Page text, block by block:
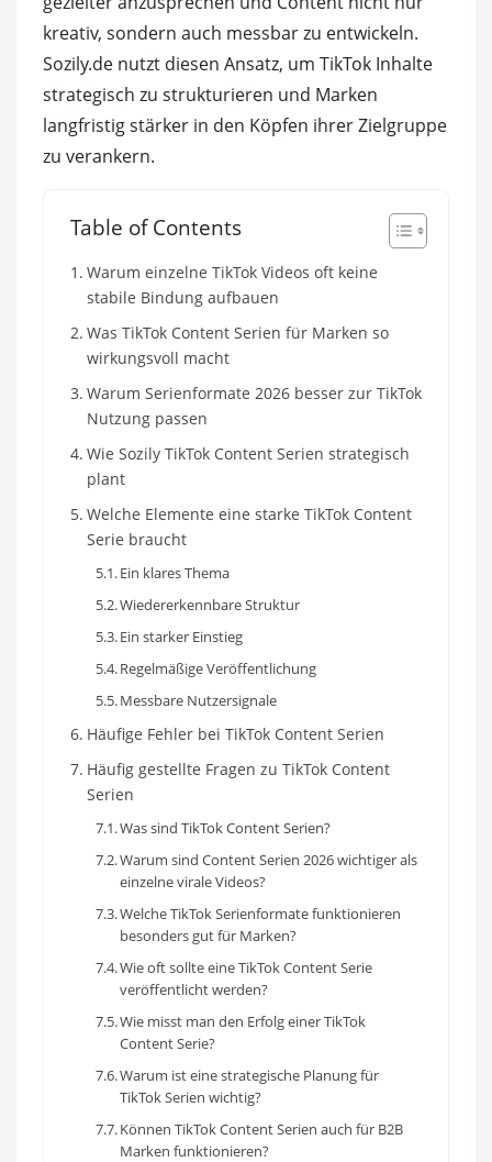
kreativ, sondern auch messbar zu entwickeln.
Sozily.de nutzt diesen Ansatz, um TikTok Inhalte
strategisch zu strukturieren und Marken
langfristig stärker in den Köpfen ihrer Zielgruppe
zu verankern.
Table of Contents
Warum einzelne TikTok Videos oft keine
stabile Bindung aufbauen
Was TikTok Content Serien für Marken so
wirkungsvoll macht
Warum Serienformate 2026 besser zur TikTok
Nutzung passen
Wie Sozily TikTok Content Serien strategisch
plant
Welche Elemente eine starke TikTok Content
Serie braucht
Ein klares Thema
Wiedererkennbare Struktur
Ein starker Einstieg
Regelmäßige Veröffentlichung
Messbare Nutzersignale
Häufige Fehler bei TikTok Content Serien
Häufig gestellte Fragen zu TikTok Content
Serien
Was sind TikTok Content Serien?
Warum sind Content Serien 2026 wichtiger als
einzelne virale Videos?
Welche TikTok Serienformate funktionieren
besonders gut für Marken?
Wie oft sollte eine TikTok Content Serie
veröffentlicht werden?
Wie misst man den Erfolg einer TikTok
Content Serie?
Warum ist eine strategische Planung für
TikTok Serien wichtig?
Können TikTok Content Serien auch für B2B
Marken funktionieren?